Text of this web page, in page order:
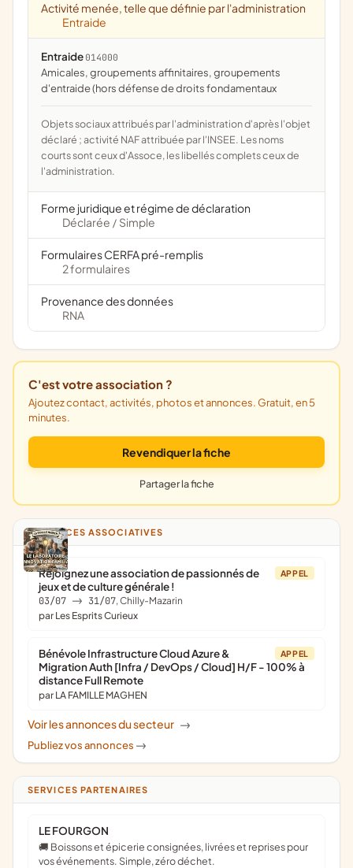
Activité menée, telle que définie par l'administration
Entraide
Entraide 014000
amicales, groupements affinitaires, groupements
d'entraide (hors défense de droits fondamentaux
Objets sociaux attribués par l'administration d'après l'objet
déclaré ; activité NAF attribuée par l'INSEE. Les noms
courts sont ceux d'Assoce, les libellés complets ceux de
l'administration.
Forme juridique et régime de déclaration
Déclarée / Simple
Formulaires CERFA pré-remplis
2 formulaires
Provenance des données
RNA
C'est votre association ?
Ajoutez contact, activités, photos et annonces. Gratuit, en 5
minutes.
Revendiquer la fiche
Partager la fiche
ANNONCES ASSOCIATIVES
APPEL
Rejoignez une association de passionnés de
jeux et de culture générale !
03/07 -> 31/07, Chilly-Mazarin
par Les Esprits Curieux
APPEL
Bénévole Infrastructure Cloud Azure &
Migration Auth [Infra / DevOps / Cloud] H/F - 100% à
distance Full Remote
par LA FAMILLE MAGHEN
Voir les annonces du secteur ->
Publiez vos annonces ->
SERVICES PARTENAIRES
LE FOURGON
🚚 Boissons et épicerie consignées, livrées et reprises pour
vos événements. Simple, zéro déchet.